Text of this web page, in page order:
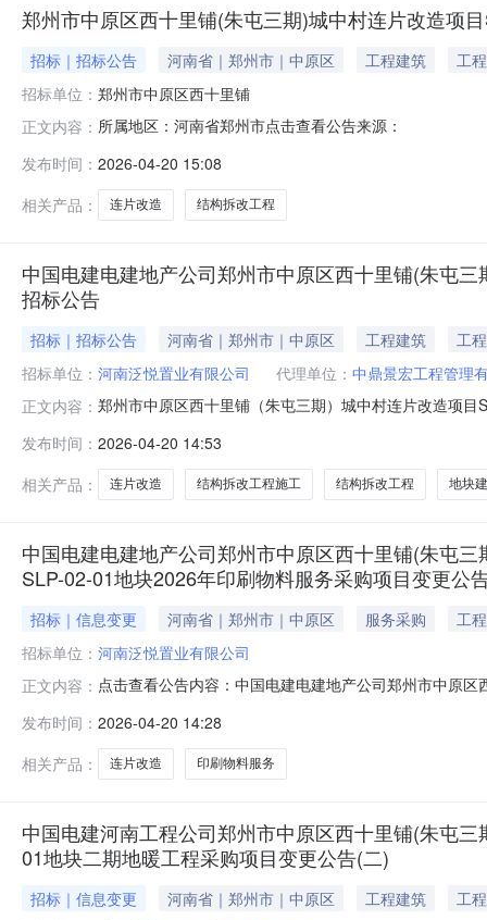
郑州市中原区西十里铺(朱屯三期)城中村连片改造项
招标｜招标公告 河南省｜郑州市｜中原区 工程建筑
工程
招标单位： 郑州市中原区西十里铺
正文内容： 所属地区：河南省郑州市点击查看公告来源：
发布时间： 2026-04-20 15:08
相关产品：
连片改造 结构拆改工程
中国电建电建地产公司郑州市中原区西十里铺(朱屯
招标公告
招标｜招标公告 河南省｜郑州市｜中原区 工程建筑
工程
招标单位： 河南泛悦置业有限公司 代理单位： 中鼎景宏工程管理
正文内容： 郑州市中原区西十里铺（朱屯三期）城中村连片改造项
例为100%，招标人为河南泛悦置业有限公司。项目已具
发布时间： 2026-04-20 14:53
相关产品：
连片改造 结构拆改工程施工 结构拆改工程 地块
中国电建电建地产公司郑州市中原区西十里铺(朱屯
SLP-02-01地块2026年印刷物料服务采购项目变更公
招标｜信息变更 河南省｜郑州市｜中原区 服务采购
工程
招标单位： 河南泛悦置业有限公司
正文内容： 点击查看公告内容：中国电建电建地产公司郑州市中原
发布时间： 2026-04-20 14:28
相关产品：
连片改造 印刷物料服务
中国电建河南工程公司郑州市中原区西十里铺(朱屯
01地块二期地暖工程采购项目变更公告(二)
招标｜信息变更 河南省｜郑州市｜中原区 工程建筑
工程